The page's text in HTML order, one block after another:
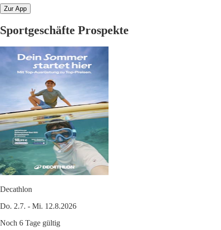
Zur App
Sportgeschäfte Prospekte
Decathlon
Do. 2.7. - Mi. 12.8.2026
Noch 6 Tage gültig